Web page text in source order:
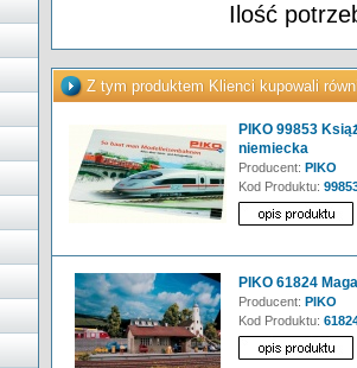
Ilość
Z tym produktem Klienci kupowali
PIKO 99853
niemiecka
Producent: PIKO
Kod Produktu:
PIKO 61824
Producent: PIKO
Kod Produktu: